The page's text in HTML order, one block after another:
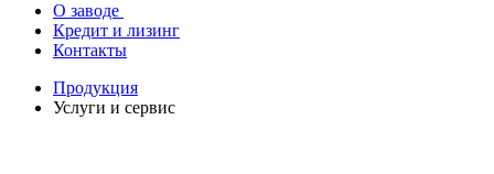
О заводе
Кредит и лизинг
Контакты
Продукция
Услуги и сервис